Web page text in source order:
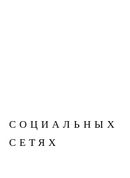
СОЦИАЛЬНЫХ
СЕТЯХ